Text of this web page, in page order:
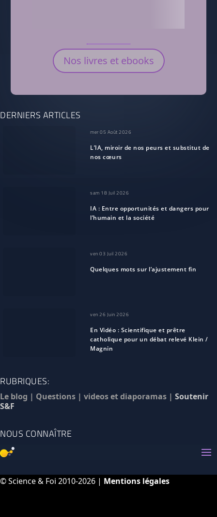
Nos livres et ebooks
DERNIERS ARTICLES
mer 05 Août 2026
L’IA, miroir de nos peurs et substitut de
nos cœurs
sam 18 Juil 2026
IA : Entre opportunités et dangers pour
l’humain et la société
ven 03 Juil 2026
Quelques mots sur l’ajustement fin
ven 26 Juin 2026
En Vidéo : Scientifique et prêtre
catholique pour un débat relevé Klein /
Magnin
RUBRIQUES:
Le blog | Questions | videos et diaporamas | Soutenir
S&F
NOUS CONNAÎTRE
© Science & Foi 2010-2026 | Mentions légales